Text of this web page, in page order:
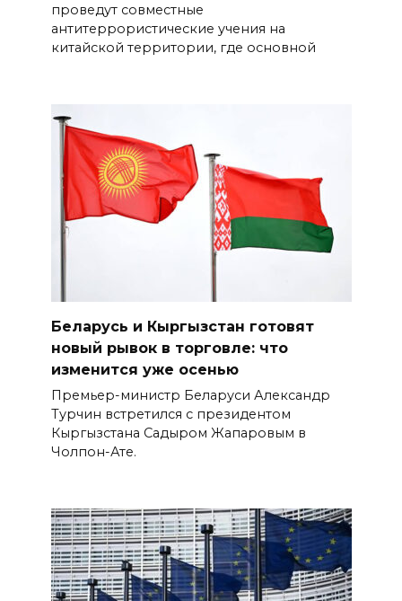
проведут совместные
антитеррористические учения на
китайской территории, где основной
Беларусь и Кыргызстан готовят
новый рывок в торговле: что
изменится уже осенью
Премьер-министр Беларуси Александр
Турчин встретился с президентом
Кыргызстана Садыром Жапаровым в
Чолпон-Ате.